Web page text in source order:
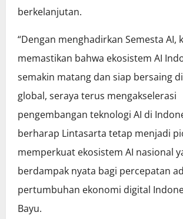
berkelanjutan.
“Dengan menghadirkan Semesta AI,
memastikan bahwa ekosistem AI
semakin matang dan siap bersaing
global, seraya terus mengakselerasi
pengembangan teknologi AI di
berharap Lintasarta tetap menjadi
memperkuat ekosistem AI nasional
berdampak nyata bagi percepatan
pertumbuhan ekonomi digital
Bayu.